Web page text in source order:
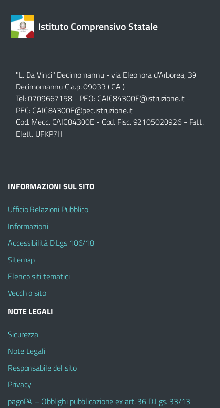
Istituto Comprensivo Statale
"L. Da Vinci" Decimomannu - via Eleonora d'Arborea, 39
Decimomannu C.a.p. 09033 ( CA )
Tel: 0709667158 - PEO: CAIC84300E@istruzione.it -
PEC: CAIC84300E@pec.istruzione.it
Cod. Mecc. CAIC84300E - Cod. Fisc. 92105020926 - Fatt.
Elett. UFKP7H
INFORMAZIONI SUL SITO
Ufficio Relazioni Pubblico
Informazioni
Accessibilità D.Lgs 106/18
Sitemap
Elenco siti tematici
Vecchio sito
NOTE LEGALI
Sicurezza
Note Legali
Responsabile del sito
Privacy
pagoPA – Obblighi pubblicazione ex art. 36 D.Lgs. 33/13